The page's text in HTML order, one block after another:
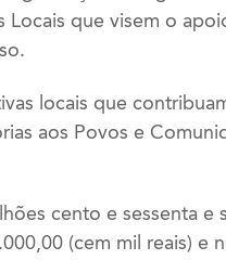
que visem o
locais que
aos Povos e
cento e sessenta e
(cem mil reais) e